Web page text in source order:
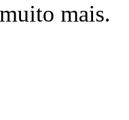
mais.